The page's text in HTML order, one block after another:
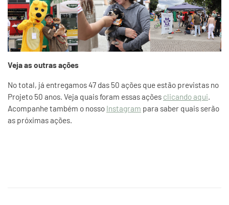
Veja as outras ações
No total, já entregamos 47 das 50 ações que estão previstas no
Projeto 50 anos. Veja quais foram essas ações clicando aqui
Acompanhe também o nosso Instagram para saber quais serão
as próximas ações.